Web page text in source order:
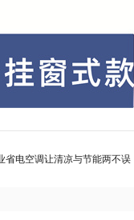
省电空调让清凉与节能两不误